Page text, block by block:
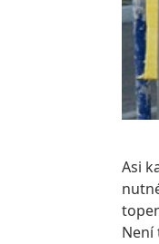
Asi
Není